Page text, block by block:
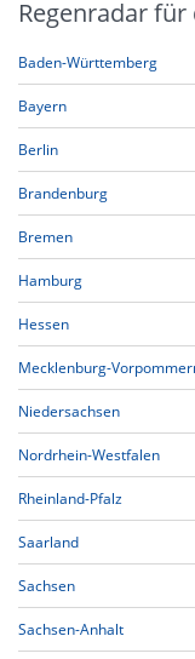
Regenradar
Baden-Württemberg
Bayern
Berlin
Brandenburg
Bremen
Hamburg
Hessen
Mecklenburg-
Niedersachsen
Nordrhein-Westfalen
Rheinland-Pfalz
Saarland
Sachsen
Sachsen-Anhalt